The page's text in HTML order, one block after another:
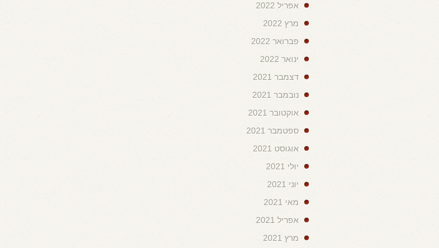
אפריל 2022
מרץ 2022
פברואר 2022
ינואר 2022
דצמבר 2021
נובמבר 2021
אוקטובר 2021
ספטמבר 2021
אוגוסט 2021
יולי 2021
יוני 2021
מאי 2021
אפריל 2021
מרץ 2021